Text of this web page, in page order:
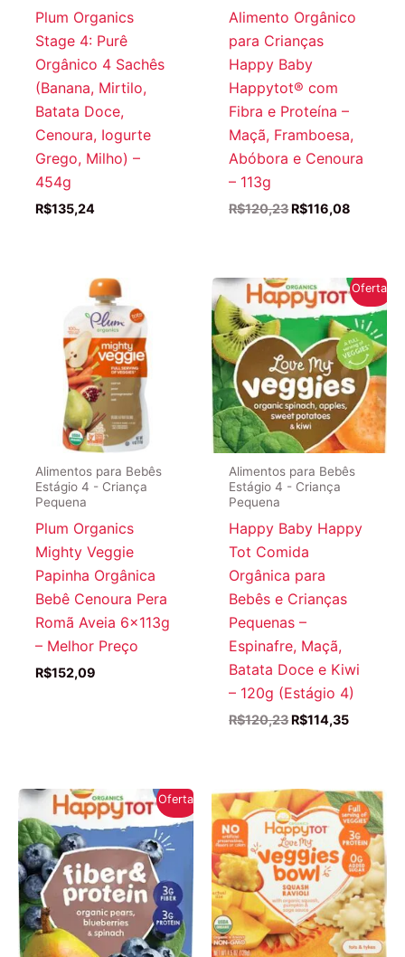
Plum Organics
Stage 4: Purê
Orgânico 4 Sachês
(Banana, Mirtilo,
Batata Doce,
Cenoura, Iogurte
Grego, Milho) –
454g
R$135,24
Alimento Orgânico
para Crianças
Happy Baby
Happytot® com
Fibra e Proteína –
Maçã, Framboesa,
Abóbora e Cenoura
– 113g
R$120,23 O
R$116,08
Alimentos para Bebês
Estágio 4 - Criança
Pequena
Plum Organics
Mighty Veggie
Papinha Orgânica
Bebê Cenoura Pera
Romã Aveia 6x113g
– Melhor Preço
R$152,09
Oferta!
Alimentos para Bebês
Estágio 4 - Criança
Pequena
Happy Baby Happy
Tot Comida
Orgânica para
Bebês e Crianças
Pequenas –
Espinafre, Maçã,
Batata Doce e Kiwi
– 120g (Estágio 4)
R$120,23 O
R$114,35O
Oferta!